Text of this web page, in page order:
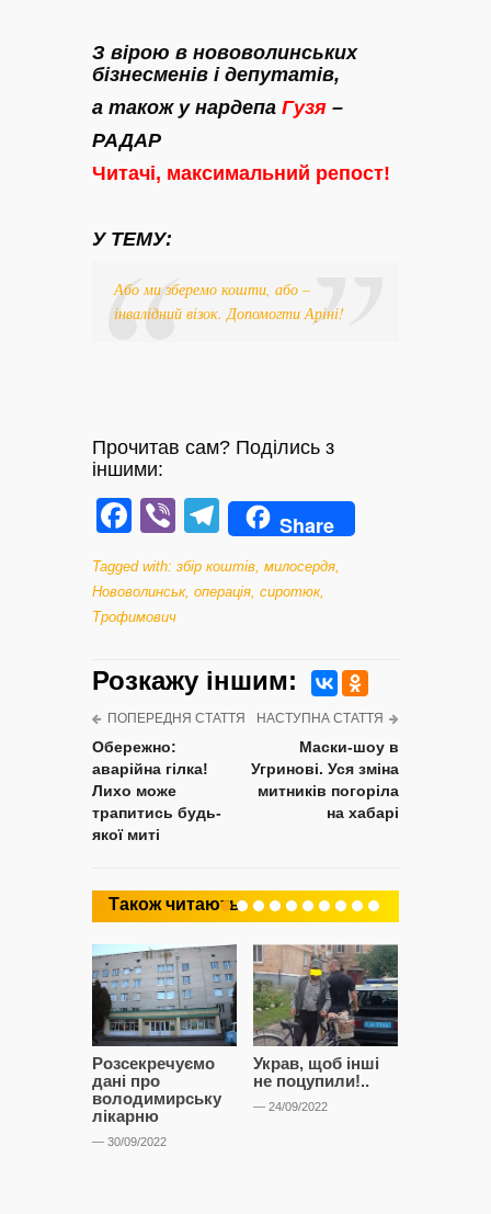
З вірою в нововолинських
бізнесменів і депутатів,
а також у нардепа Гузя –
РАДАР
Читачі, максимальний репост!
У ТЕМУ:
Або ми зберемо кошти, або –
інвалідний візок. Допомогти Аріні!
Прочитав сам? Поділись з
іншими:
Facebook
ViberTelegram
Share
Tagged with: збір коштів, милосердя,
Нововолинськ, операція, сиротюк,
Трофимович
Розкажу iншим:
ПОПЕРЕДНЯ СТАТТЯ
Обережно:
аварійна гілка!
Лихо може
трапитись будь-
якої миті
НАСТУПНА СТАТТЯ
Маски-шоу в
Угринові. Уся зміна
митників погоріла
на хабарі
Також читають
Розсекречуємо
дані про
володимирську
лікарню
— 30/09/2022
Украв, щоб інші
не поцупили!..
— 24/09/2022